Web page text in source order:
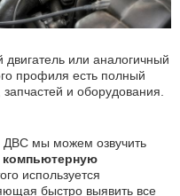
или аналогичный
профиля есть полный
и оборудования.
ДВС мы можем озвучить
компьютерную
используется
быстро выявить все